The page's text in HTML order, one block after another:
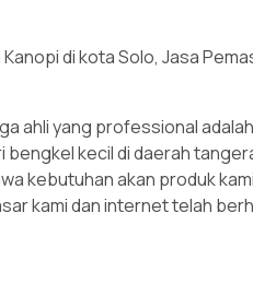
di kota Solo, Jasa
ahli yang professional
kecil di daerah
kebutuhan akan produk
kami dan internet telah